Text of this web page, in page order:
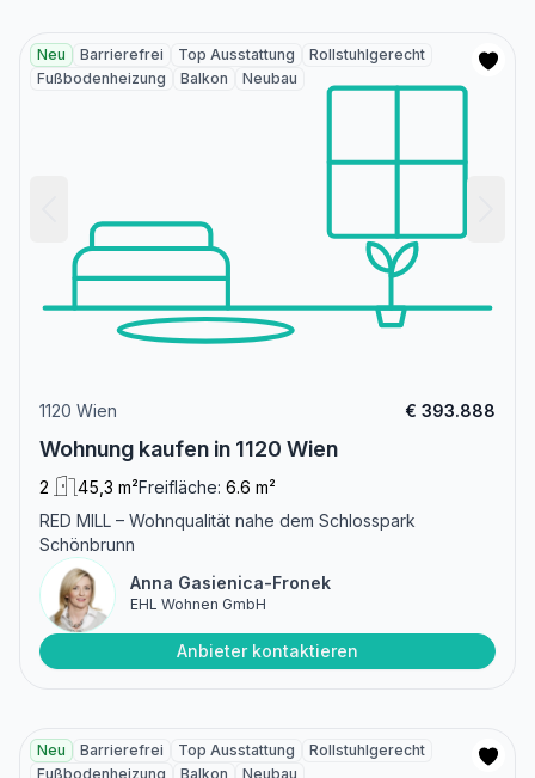
Neu Barrierefrei Top Ausstattung
Rollstuhlgerecht
Fußbodenheizung
Balkon Neubau
1120 Wien € 393.888
Wohnung kaufen in 1120 Wien
2 45,3 m²Freifläche: 6.6 m²
RED MILL – Wohnqualität nahe dem Schlosspark
Schönbrunn
Anna Gasienica-Fronek
EHL Wohnen GmbH
Anbieter kontaktieren
Neu Barrierefrei Top Ausstattung
Rollstuhlgerecht
Fußbodenheizung
Balkon Neubau